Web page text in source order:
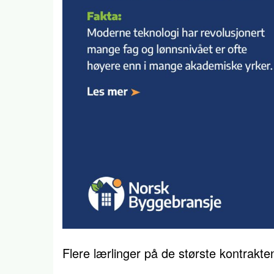
Flere lærlinger på de største